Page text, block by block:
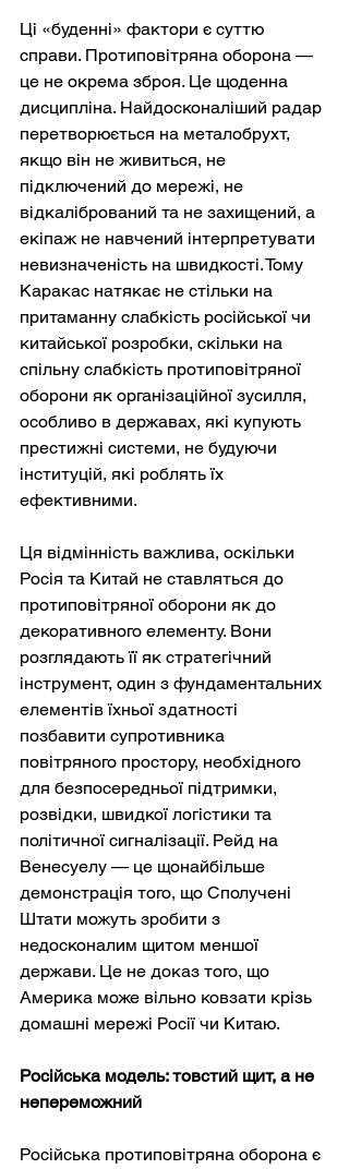
Ці «буденні» фактори є суттю
справи. Протиповітряна оборона —
це не окрема зброя. Це щоденна
дисципліна. Найдосконаліший радар
перетворюється на металобрухт,
якщо він не живиться, не
підключений до мережі, не
відкалібрований та не захищений, а
екіпаж не навчений інтерпретувати
невизначеність на швидкості. Тому
Каракас натякає не стільки на
притаманну слабкість російської чи
китайської розробки, скільки на
спільну слабкість протиповітряної
оборони як організаційної зусилля,
особливо в державах, які купують
престижні системи, не будуючи
інституцій, які роблять їх
ефективними.
Ця відмінність важлива, оскільки
Росія та Китай не ставляться до
протиповітряної оборони як до
декоративного елементу. Вони
розглядають її як стратегічний
інструмент, один з фундаментальних
елементів їхньої здатності
позбавити супротивника
повітряного простору, необхідного
для безпосередньої підтримки,
розвідки, швидкої логістики та
політичної сигналізації. Рейд на
Венесуелу — це щонайбільше
демонстрація того, що Сполучені
Штати можуть зробити з
недосконалим щитом меншої
держави. Це не доказ того, що
Америка може вільно ковзати крізь
домашні мережі Росії чи Китаю.
Російська модель: товстий щит, а не
непереможний
Російська протиповітряна оборона є